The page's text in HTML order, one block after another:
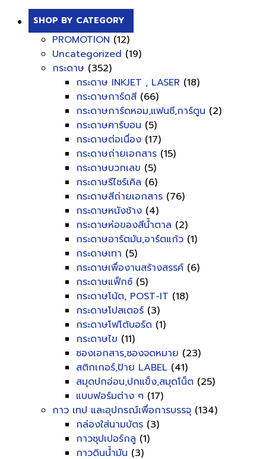
SHOP BY CATEGORY
PROMOTION (12)
Uncategorized (19)
กระดาษ (352)
กระดาษ INKJET , LASER (18)
กระดาษการ์ดสี (66)
กระดาษการ์ดหอม,แฟนซี,การ์ตูน (2)
กระดาษคาร์บอน (5)
กระดาษต่อเนื่อง (17)
กระดาษถ่ายเอกสาร (15)
กระดาษบวกเลข (5)
กระดาษรีไซร์เคิล (6)
กระดาษสีถ่ายเอกสาร (76)
กระดาษหนังช้าง (4)
กระดาษห่อของสีน้ำตาล (2)
กระดาษอาร์ตมัน,อาร์ตแก้ว (1)
กระดาษเทา (5)
กระดาษเพื่องานสร้างสรรค์ (6)
กระดาษแฟ็กซ์ (5)
กระดาษโน้ต, POST-IT (18)
กระดาษโปสเตอร์ (3)
กระดาษโฟโต้บอร์ด (1)
กระดาษไข (11)
ซองเอกสาร,ซองจดหมาย (23)
สติกเกอร์,ป้าย LABEL (41)
สมุดปกอ่อน,ปกแข็ง,สมุดโน็ต (25)
แบบฟอร์มต่าง ๆ (17)
กาว เทป และอุปกรณ์เพื่อการบรรจุ (134)
กล่องใส่นามบัตร (3)
กาวซุปเปอร์กลู (1)
กาวดินน้ำมัน (3)